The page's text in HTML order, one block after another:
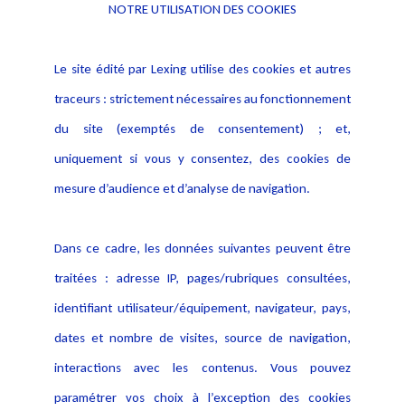
Alerte professionnelle
Déclaration d'accessibilité
Notice Légale
Politique de protection des
données
Publications
NOTRE UTILISATION DES COOKIES
Le site édité par Lexing utilise des cookies et autres
traceurs : strictement nécessaires au fonctionnement
du site (exemptés de consentement) ; et,
uniquement si vous y consentez, des cookies de
mesure d’audience et d’analyse de navigation.
Dans ce cadre, les données suivantes peuvent être
traitées : adresse IP, pages/rubriques consultées,
identifiant utilisateur/équipement, navigateur, pays,
dates et nombre de visites, source de navigation,
interactions avec les contenus. Vous pouvez
paramétrer vos choix à l’exception des cookies